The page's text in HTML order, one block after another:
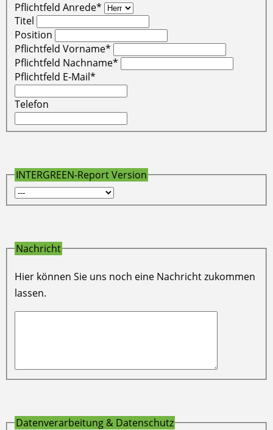
Pflichtfeld Anrede*
Titel
Position
Pflichtfeld Vorname*
Pflichtfeld Nachname*
Pflichtfeld E-Mail*
Telefon
INTERGREEN-Report Version
Nachricht
Hier können Sie uns noch eine Nachricht zukommen
lassen.
Datenverarbeitung & Datenschutz